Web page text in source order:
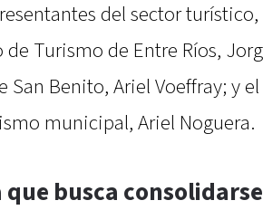
del sector
Turismo de Entre Ríos,
San Benito, Ariel Voeffray; y
municipal, Ariel Noguera.
que busca